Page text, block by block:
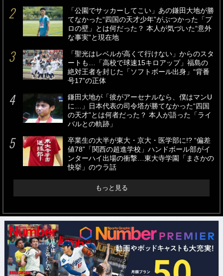
「公園でサッカーしてこい」あの鎌田大地が勝
てなかった“四国の天才少年”がぶつかった「プ
ロの壁」とは何だった？ 本人が気づいた“意外
な事実”と現在地
「聖光はレベルが高くて行けない」からのスタ
ートも…「高校で球速15キロアップ」福島の
絶対王者を封じた「ソフトボール出身」“背番
号17”の正体
鎌田大地が「彼がアーセナルなら、僕はマンU
に…」日本代表の司令塔が勝てなかった“四国
の天才”とは何者だった？ 本人が語った「ライ
バルとの軌跡」
卒業生の大半が東大・京大・医学部に!? “偏差
値78”「関西の超進学校」ハンドボール部がイ
ンターハイ出場の衝撃…東大寺学園「まさかの
快挙」のウラ話
もっと見る